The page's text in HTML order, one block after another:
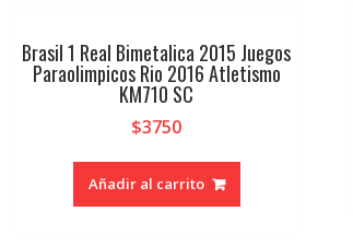
Brasil 1 Real Bimetalica 2015 Juegos
Paraolimpicos Rio 2016 Atletismo
KM710 SC
$3750
Añadir al carrito